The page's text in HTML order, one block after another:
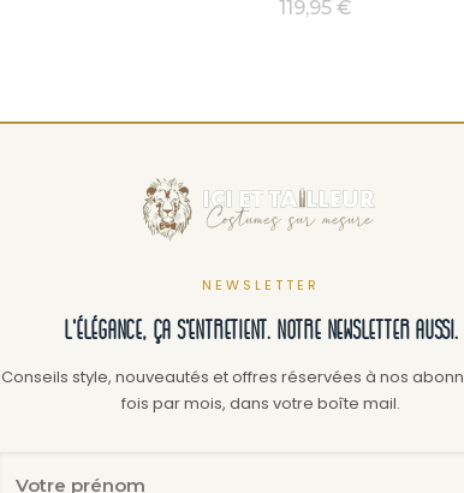
119,95 €
NEWSLETTER
L'élégance, ça s'entretient. Notre newsletter aussi.
Conseils style, nouveautés et offres réservées à nos
fois par mois, dans votre boîte mail.